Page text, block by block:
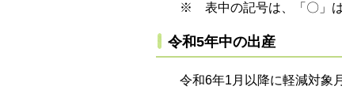
※ 表中の記号は、「〇」は
令和5年中の出産
令和6年1月以降に軽減対象